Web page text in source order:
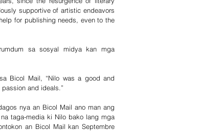
supportive of artistic endeavors
for publishing needs, even to the
sa sosyal midya kan mga
Bicol Mail, “Nilo was a good and
and ideals.”
nya an Bicol Mail ano man ang
taga-media ki Nilo bako lang mga
an Bicol Mail kan Septembre